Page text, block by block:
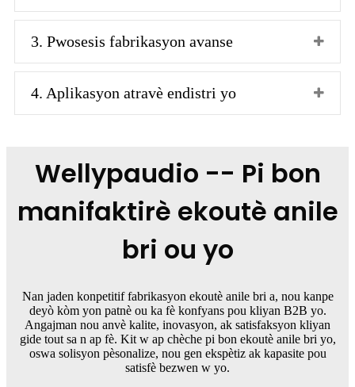
3. Pwosesis fabrikasyon avanse
4. Aplikasyon atravè endistri yo
Wellypaudio -- Pi bon
manifaktirè ekoutè anile
bri ou yo
Nan jaden konpetitif fabrikasyon ekoutè anile bri a, nou kanpe
deyò kòm yon patnè ou ka fè konfyans pou kliyan B2B yo.
Angajman nou anvè kalite, inovasyon, ak satisfaksyon kliyan
gide tout sa n ap fè. Kit w ap chèche pi bon ekoutè anile bri yo,
oswa solisyon pèsonalize, nou gen ekspètiz ak kapasite pou
satisfè bezwen w yo.